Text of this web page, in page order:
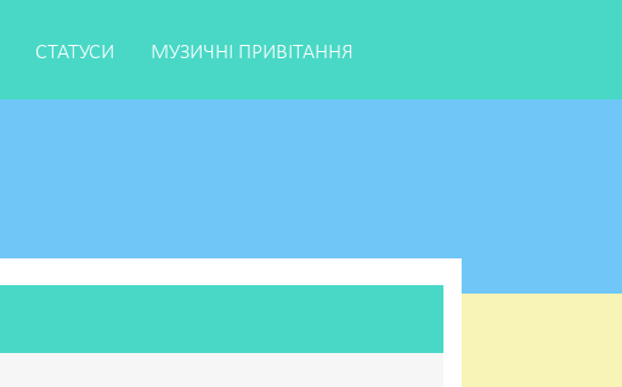
СТАТУСИ МУЗИЧНІ ПРИВІТАННЯ